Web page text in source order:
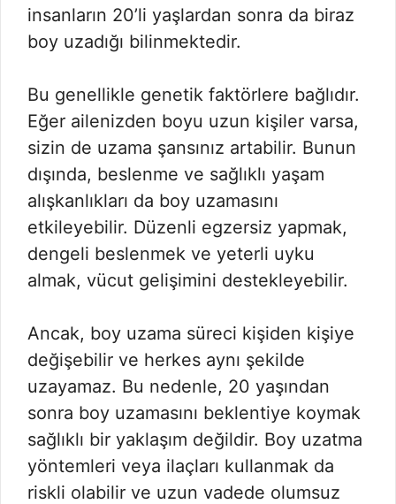
insanların 20’li yaşlardan sonra da biraz
boy uzadığı bilinmektedir.
Bu genellikle genetik faktörlere bağlıdır.
Eğer ailenizden boyu uzun kişiler varsa,
sizin de uzama şansınız artabilir. Bunun
dışında, beslenme ve sağlıklı yaşam
alışkanlıkları da boy uzamasını
etkileyebilir. Düzenli egzersiz yapmak,
dengeli beslenmek ve yeterli uyku
almak, vücut gelişimini destekleyebilir.
Ancak, boy uzama süreci kişiden kişiye
değişebilir ve herkes aynı şekilde
uzayamaz. Bu nedenle, 20 yaşından
sonra boy uzamasını beklentiye koymak
sağlıklı bir yaklaşım değildir. Boy uzatma
yöntemleri veya ilaçları kullanmak da
riskli olabilir ve uzun vadede olumsuz